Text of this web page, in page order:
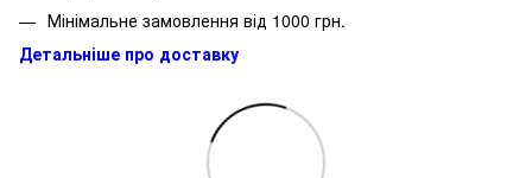
Мінімальне замовлення від 1000 грн.
Детальніше про доставку